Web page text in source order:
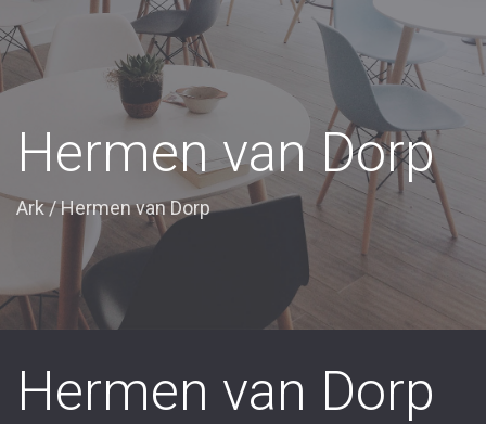
Hermen van Dorp
Ark/Hermen van Dorp
Hermen van Dorp